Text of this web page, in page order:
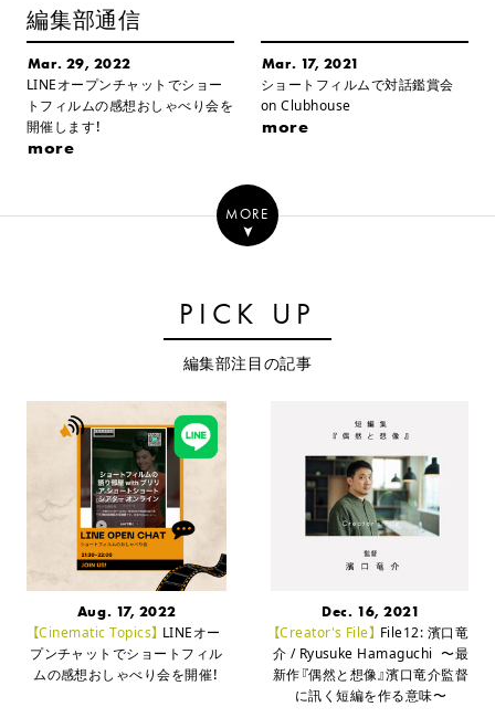
編集部通信
Mar. 29, 2022
LINEオープンチャットでショー
トフィルムの感想おしゃべり会を
開催します！
more
Mar. 17, 2021
ショートフィルムで対話鑑賞会
on Clubhouse
more
MORE
PICK UP
編集部注目の記事
Aug. 17, 2022
【Cinematic Topics】 LINEオー
プンチャットでショートフィル
ムの感想おしゃべり会を開催！
Dec. 16, 2021
【Creator's File】 File12: 濱口竜
介 / Ryusuke Hamaguchi 〜最
新作『偶然と想像』濱口竜介監督
に訊く短編を作る意味〜